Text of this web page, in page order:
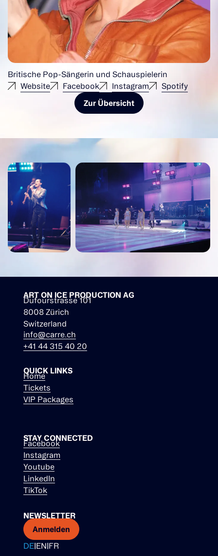
Britische Pop-Sängerin und Schauspielerin
Website
Facebook Instagram
Spotify
Zur Übersicht
ART ON ICE PRODUCTION AG
Dufourstrasse 101
8008 Zürich
Switzerland
info@carre.ch
+41 44 315 40 20
QUICK LINKS
Home
Tickets
VIP Packages
STAY CONNECTED
Facebook
Instagram
Youtube
LinkedIn
TikTok
NEWSLETTER
Anmelden
DE|EN|FR